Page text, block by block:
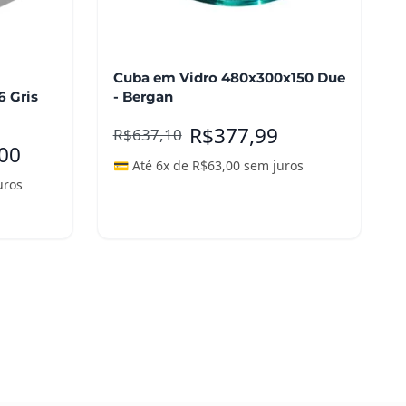
Gris
Cuba em Vidro 480x300x150 Due
- Bergan
R$637,10 R$377,99
💳 Até 6x de R$63,00sem juros